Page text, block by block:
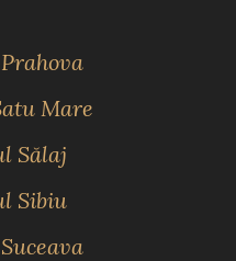
Mare
Sălaj
Sibiu